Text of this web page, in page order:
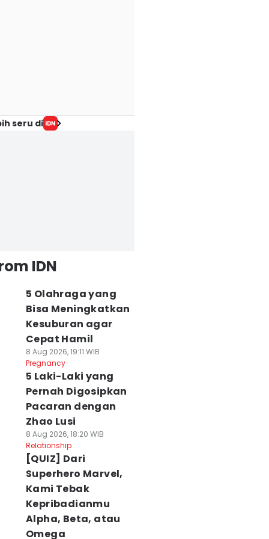
seru di
IDN
5 Olahraga yang
Bisa Meningkatkan
Kesuburan agar
Cepat Hamil
8 Aug 2026, 19:11 WIB
Pregnancy
5 Laki-Laki yang
Pernah Digosipkan
Pacaran dengan
Zhao Lusi
8 Aug 2026, 18:20 WIB
Relationship
[QUIZ] Dari
Superhero Marvel,
Kami Tebak
Kepribadianmu
Alpha, Beta, atau
Omega